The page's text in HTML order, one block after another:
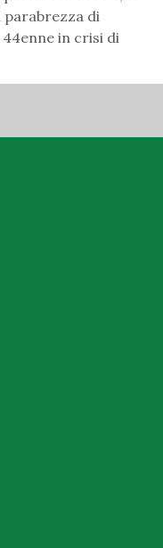
di
in crisi di